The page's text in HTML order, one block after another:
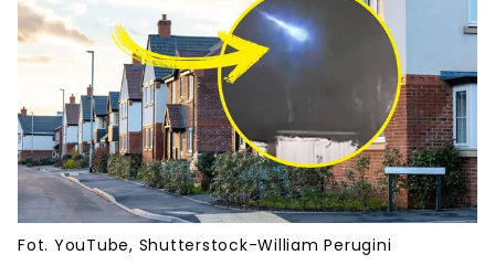
Fot. YouTube, Shutterstock-William Perugini